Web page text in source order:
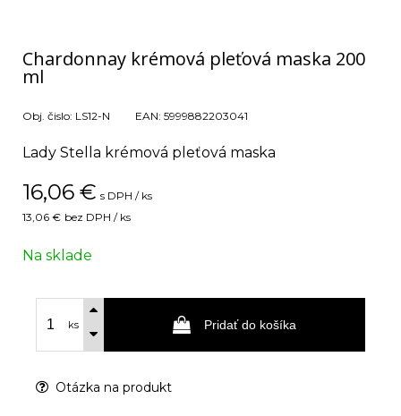
Chardonnay krémová pleťová maska 200
ml
Obj. čislo: LS12-N EAN: 5999882203041
Lady Stella krémová pleťová maska
16,06 € s DPH / ks
13,06 € bez DPH / ks
Na sklade
ks Pridať do košíka
Otázka na produkt